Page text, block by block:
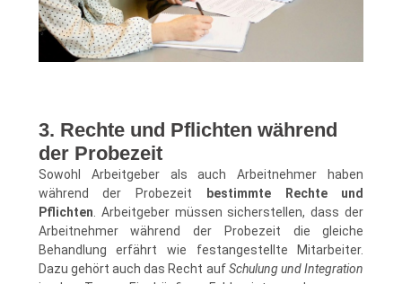
3. Rechte und Pflichten während
der Probezeit
Sowohl Arbeitgeber als auch Arbeitnehmer haben
während der Probezeit
bestimmte Rechte und
Pflichten. Arbeitgeber müssen sicherstellen, dass der
Arbeitnehmer während der Probezeit die gleiche
Behandlung erfährt wie festangestellte Mitarbeiter.
Dazu gehört auch das Recht aufSchulung und Integration